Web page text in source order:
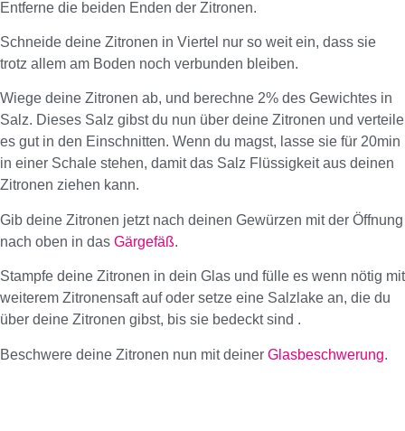
Entferne die beiden Enden der Zitronen.
Schneide deine Zitronen in Viertel nur so weit ein, dass sie
trotz allem am Boden noch verbunden bleiben.
Wiege deine Zitronen ab, und berechne 2% des Gewichtes in
Salz. Dieses Salz gibst du nun über deine Zitronen und verteile
es gut in den Einschnitten. Wenn du magst, lasse sie für 20min
in einer Schale stehen, damit das Salz Flüssigkeit aus deinen
Zitronen ziehen kann.
Gib deine Zitronen jetzt nach deinen Gewürzen mit der Öffnung
nach oben in das Gärgefäß.
Stampfe deine Zitronen in dein Glas und fülle es wenn nötig mit
weiterem Zitronensaft auf oder setze eine Salzlake an, die du
über deine Zitronen gibst, bis sie bedeckt sind .
Beschwere deine Zitronen nun mit deiner Glasbeschwerung.